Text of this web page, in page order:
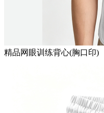
精品网眼训练背心(胸口印)